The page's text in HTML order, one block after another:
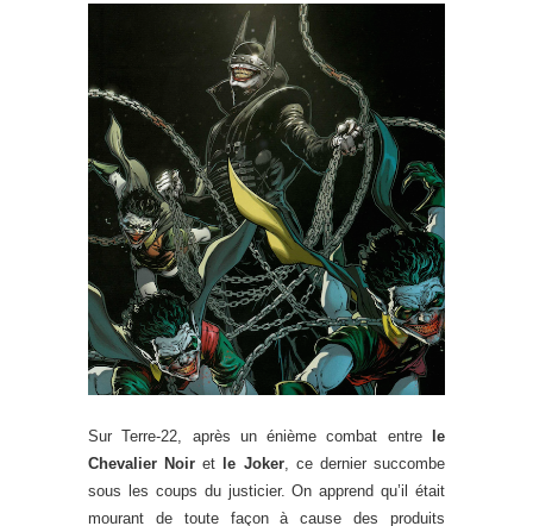
Sur Terre-22, après un énième combat entre le
Chevalier Noir et le Joker, ce dernier succombe
sous les coups du justicier. On apprend qu’il était
mourant de toute façon à cause des produits